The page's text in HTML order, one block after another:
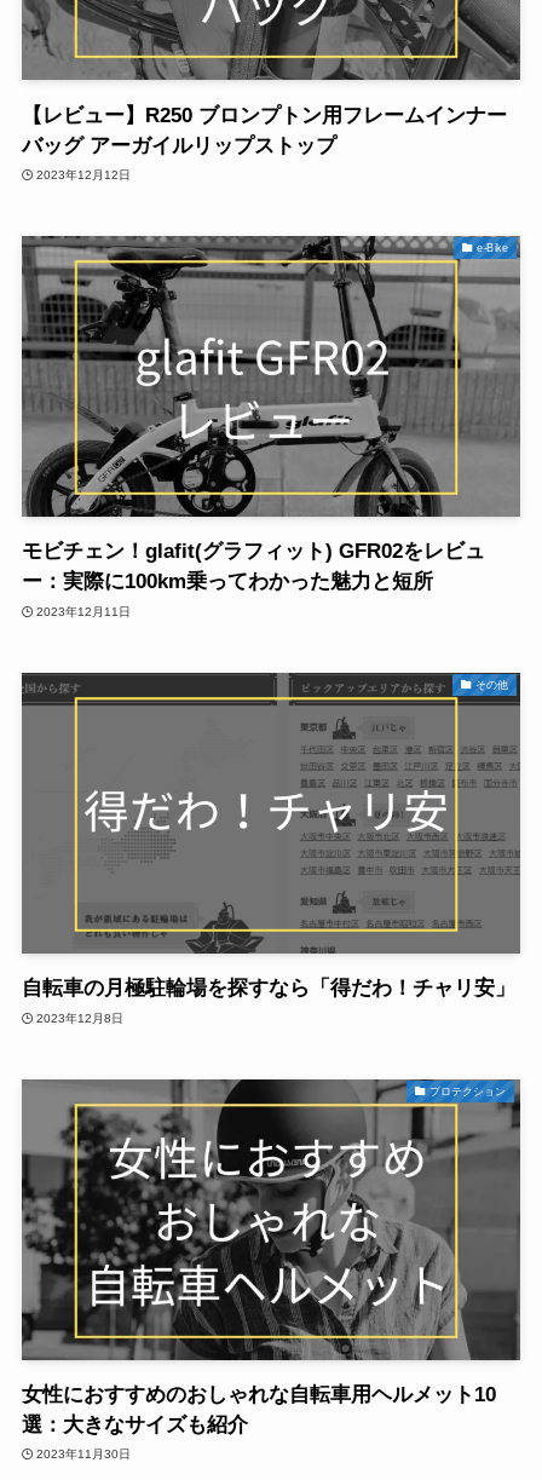
【レビュー】R250 ブロンプトン用フレームインナー
バッグ アーガイルリップストップ
2023年12月12日
e-Bike
モビチェン！glafit(グラフィット) GFR02をレビュ
ー：実際に100km乗ってわかった魅力と短所
2023年12月11日
その他
自転車の月極駐輪場を探すなら「得だわ！チャリ安」
2023年12月8日
プロテクション
女性におすすめのおしゃれな自転車用ヘルメット10
選：大きなサイズも紹介
2023年11月30日